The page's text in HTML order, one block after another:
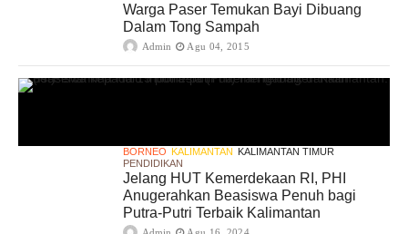
Warga Paser Temukan Bayi Dibuang
Dalam Tong Sampah
Admin Agu 04, 2015
BORNEO KALIMANTAN KALIMANTAN TIMUR
PENDIDIKAN
Jelang HUT Kemerdekaan RI, PHI
Anugerahkan Beasiswa Penuh bagi
Putra-Putri Terbaik Kalimantan